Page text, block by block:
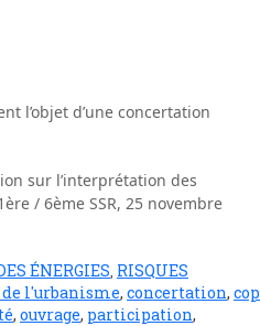
l’objet d’une concertation
sur l’interprétation des
/ 6ème SSR, 25 novembre
ÉNERGIES RISQUES
de l'urbanisme, concertation, cop
, ouvrage, participation,